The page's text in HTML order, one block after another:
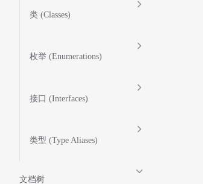
类 (Classes)
枚举 (Enumerations)
接口 (Interfaces)
类型 (Type Aliases)
文档树